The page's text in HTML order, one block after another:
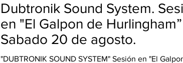
Dubtronik Sound System.
en "El Galpon de Hurlingham”
Sabado 20 de agosto.
"DUBTRONIK SOUND SYSTEM" Sesión en "El